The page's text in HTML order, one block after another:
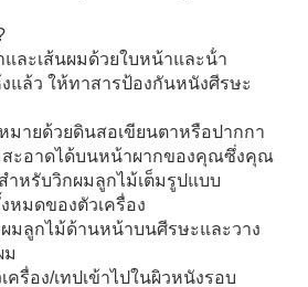
ละเส้นผมด้วยใบหน้าและน้ํา
แล้ว ให้ทาสารป้องกันหนังศีรษะ
มายด้วยดินสอเขียนตาหรือปากกา
สะอาดได้บนหน้าผากของคุณซึ่งคุณ
าหรับวิกผมลูกไม้เต็มรูปแบบ
มดของตัวเครื่อง
มลูกไม้ด้านหน้าบนศีรษะและวาง
ม
รื่อง/เทปเข้าไปในผิวหนังรอบ